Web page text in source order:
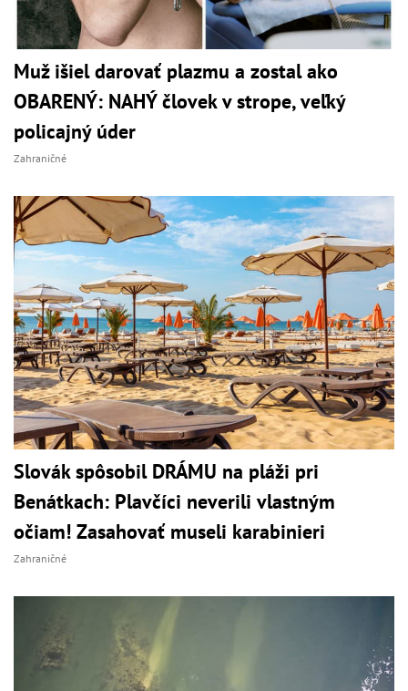
Muž išiel darovať plazmu a zostal ako
OBARENÝ: NAHÝ človek v strope, veľký
policajný úder
Zahraničné
Slovák spôsobil DRÁMU na pláži pri
Benátkach: Plavčíci neverili vlastným
očiam! Zasahovať museli karabinieri
Zahraničné